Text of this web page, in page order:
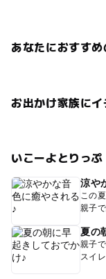
あなたにおすす
お出かけ家族に
いこーよとりっ
涼や
この
親子
夏の
親子
スイ